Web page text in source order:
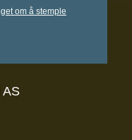
om å stemple
AS